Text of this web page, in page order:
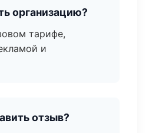
организацию?
тарифе,
и
отзыв?